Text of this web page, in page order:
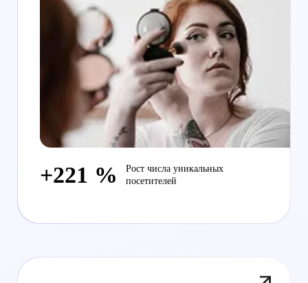
+221 %
Рост числа уникальных
посетителей